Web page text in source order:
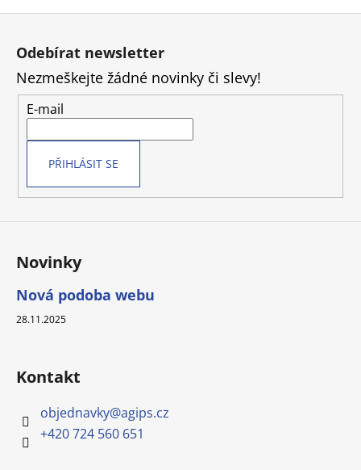
a
c
í
r
y
v
Odebírat newsletter
Nezmeškejte žádné novinky či slevy!
E-mail
PŘIHLÁSIT SE
Novinky
Nová podoba webu
28.11.2025
Kontakt
objednavky@agips.cz
+420 724 560 651